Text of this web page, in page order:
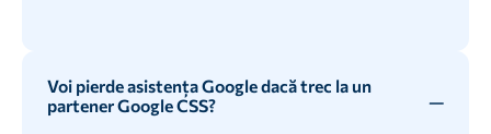
Voi pierde asistența Google dacă trec la un
partener Google CSS?